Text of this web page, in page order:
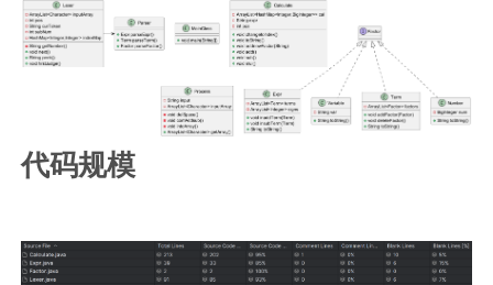
代码规模